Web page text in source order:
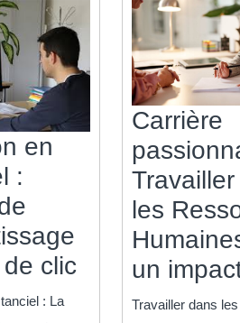
en
:
clicFormation
: La
Carrière
les
un
Travailler dans